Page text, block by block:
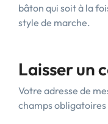
bâton qui soit à la
style de marche.
Laisser un
Votre adresse de
champs